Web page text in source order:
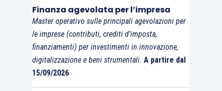
doganale nel registro di cui agli
23 o 24nonché, ai fini della detrazione, nel
registro di cui all’
articolo 25
Finanza agevolata per l’impresa
Master operativo sulle principali agevolazioni per
le imprese (contributi, crediti d’imposta,
finanziamenti) per investimenti in innovazione,
digitalizzazione e beni strumentali. A partire dal
15/09/2026